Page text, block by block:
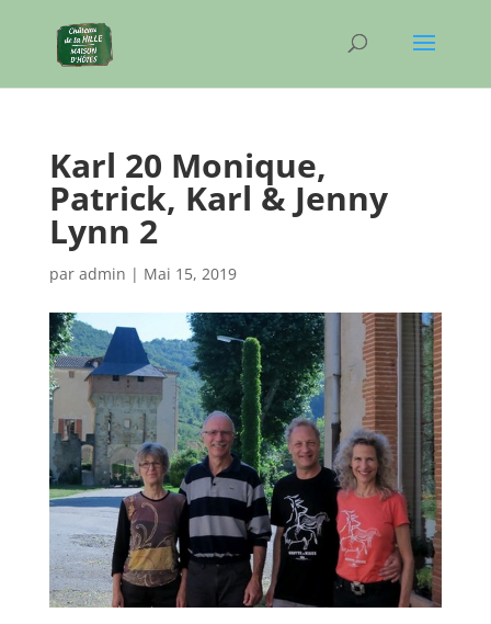
Karl 20 Monique,
Patrick, Karl & Jenny
Lynn 2
par admin | Mai 15, 2019